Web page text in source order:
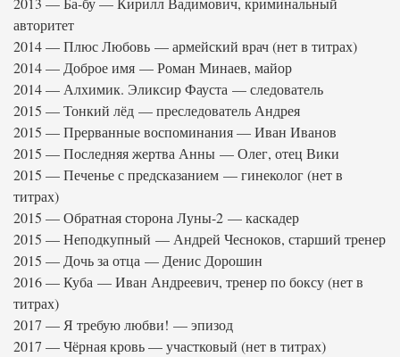
авторитет
2014 — Плюс Любовь — армейский врач (нет в титрах)
2014 — Доброе имя — Роман Минаев, майор
2014 — Алхимик. Эликсир Фауста — следователь
2015 — Тонкий лёд — преследователь Андрея
2015 — Прерванные воспоминания — Иван Иванов
2015 — Последняя жертва Анны — Олег, отец Вики
2015 — Печенье с предсказанием — гинеколог (нет в
титрах)
2015 — Обратная сторона Луны-2 — каскадер
2015 — Неподкупный — Андрей Чесноков, старший тренер
2015 — Дочь за отца — Денис Дорошин
2016 — Куба — Иван Андреевич, тренер по боксу (нет в
титрах)
2017 — Я требую любви! — эпизод
2017 — Чёрная кровь — участковый (нет в титрах)